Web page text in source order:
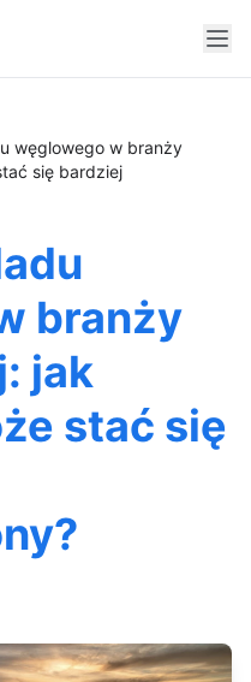
węglowego w branży
się bardziej
branży
jak
stać się